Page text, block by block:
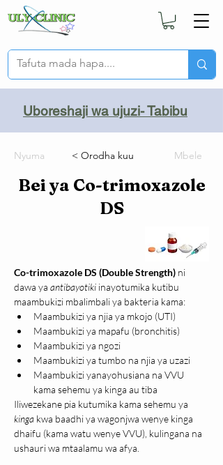
Uboreshaji wa ujuzi- Tabibu
Nyuma < Orodha kuu Mbele
Bei ya Co-trimoxazole
DS
Co-trimoxazole DS (Double Strength) ni
dawa ya antibayotiki inayotumika kutibu
maambukizi mbalimbali ya bakteria kama:
Maambukizi ya njia ya mkojo (UTI)
Maambukizi ya mapafu (bronchitis)
Maambukizi ya ngozi
Maambukizi ya tumbo na njia ya uzazi
Maambukizi yanayohusiana na VVU
kama sehemu ya kinga au tiba
Iliwezekane pia kutumika kama sehemu ya
kinga kwa baadhi ya wagonjwa wenye kinga
dhaifu (kama watu wenye VVU), kulingana na
ushauri wa mtaalamu wa afya.